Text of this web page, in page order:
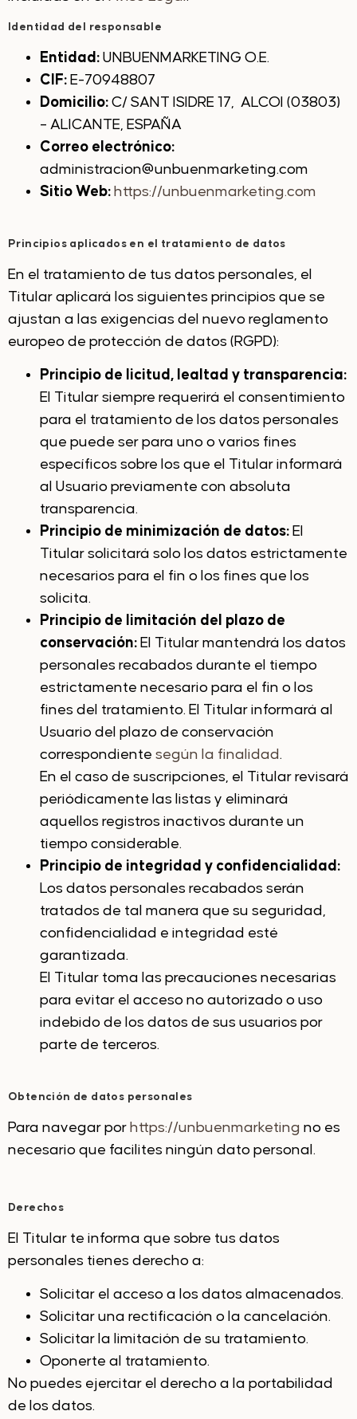
Identidad del responsable
Entidad: UNBUENMARKETING O.E.
CIF: E-70948807
Domicilio: C/ SANT ISIDRE 17, ALCOI (03803)
– ALICANTE, ESPAÑA
Correo electrónico:
administracion@unbuenmarketing.com
Sitio Web: https://unbuenmarketing.com
Principios aplicados en el tratamiento de datos
En el tratamiento de tus datos personales, el
Titular aplicará los siguientes principios que se
ajustan a las exigencias del nuevo reglamento
europeo de protección de datos (RGPD):
Principio de licitud, lealtad y transparencia:
El Titular siempre requerirá el consentimiento
para el tratamiento de los datos personales
que puede ser para uno o varios fines
específicos sobre los que el Titular informará
al Usuario previamente con absoluta
transparencia.
Principio de minimización de datos: El
Titular solicitará solo los datos estrictamente
necesarios para el fin o los fines que los
solicita.
Principio de limitación del plazo de
conservación: El Titular mantendrá los datos
personales recabados durante el tiempo
estrictamente necesario para el fin o los
fines del tratamiento. El Titular informará al
Usuario del plazo de conservación
correspondiente según la finalidad.
En el caso de suscripciones, el Titular revisará
periódicamente las listas y eliminará
aquellos registros inactivos durante un
tiempo considerable.
Principio de integridad y confidencialidad:
Los datos personales recabados serán
tratados de tal manera que su seguridad,
confidencialidad e integridad esté
garantizada.
El Titular toma las precauciones necesarias
para evitar el acceso no autorizado o uso
indebido de los datos de sus usuarios por
parte de terceros.
Obtención de datos personales
Para navegar por https://unbuenmarketing no es
necesario que facilites ningún dato personal.
Derechos
El Titular te informa que sobre tus datos
personales tienes derecho a:
Solicitar el acceso a los datos almacenados.
Solicitar una rectificación o la cancelación.
Solicitar la limitación de su tratamiento.
Oponerte al tratamiento.
No puedes ejercitar el derecho a la portabilidad
de los datos.